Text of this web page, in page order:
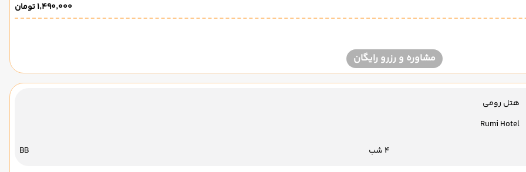
۱٬۴۹۰٬۰۰۰ تومان
مشاوره و رزرو رایگان
هتل رومی
Rumi Hotel
4 شب BB